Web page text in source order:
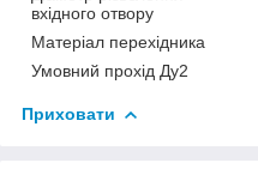
вхідного отвору
Матеріал перехідника
Умовний прохід Ду2
Приховати